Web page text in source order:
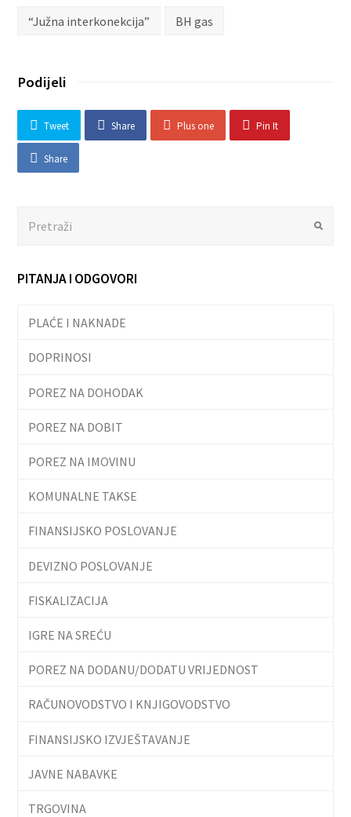
“Južna interkonekcija” BH gas
Podijeli
Tweet Share Plus one Pin It
Share
Submit
PITANJA I ODGOVORI
PLAĆE I NAKNADE
DOPRINOSI
POREZ NA DOHODAK
POREZ NA DOBIT
POREZ NA IMOVINU
KOMUNALNE TAKSE
FINANSIJSKO POSLOVANJE
DEVIZNO POSLOVANJE
FISKALIZACIJA
IGRE NA SREĆU
POREZ NA DODANU/DODATU VRIJEDNOST
RAČUNOVODSTVO I KNJIGOVODSTVO
FINANSIJSKO IZVJEŠTAVANJE
JAVNE NABAVKE
TRGOVINA